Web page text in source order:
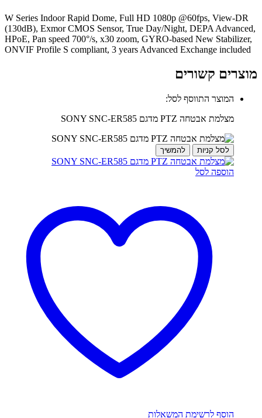
W Series Indoor Rapid Dome, Full HD 1080p @60fps, View-DR
(130dB), Exmor CMOS Sensor, True Day/Night, DEPA Advanced,
HPoE, Pan speed 700°/s, x30 zoom, GYRO-based New Stabilizer,
ONVIF Profile S compliant, 3 years Advanced Exchange included
מוצרים קשורים
המוצר התווסף לסל:
מצלמת אבטחה PTZ מדגם SONY SNC-ER585
לסל קניות להמשיך
הוספה לסל
הוסף לרשימת המשאלות